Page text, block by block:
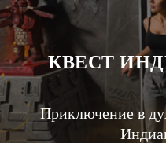
КВЕСТ
Приключение в